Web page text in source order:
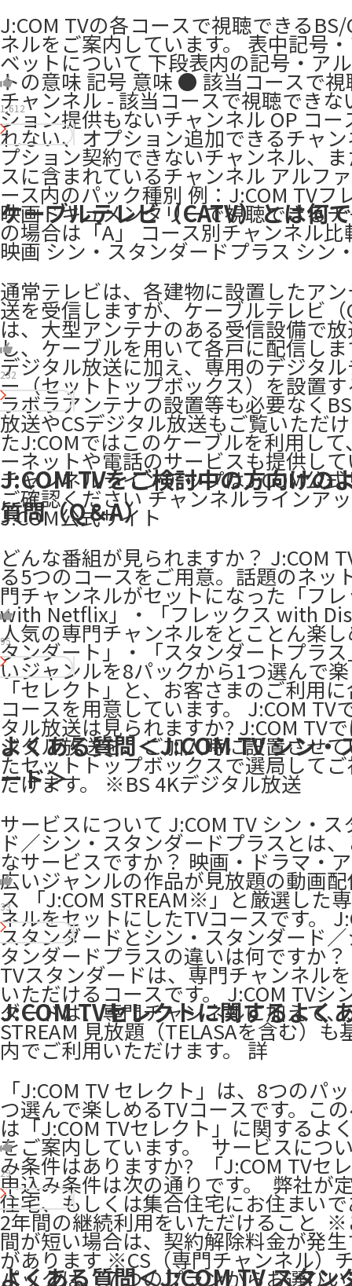
J:COM TVの各コースで視聴できるBS/
ネルをご案内しています。 表中記号
ベットについて 下段表内の記号・ア
トの意味 記号 意味 ● 該当コースで視
チャンネル - 該当コースで視聴できな
ション提供もないチャンネル OP コー
れない、オプション追加できるチャ
プション契約できないチャンネル、
スに含まれているチャンネル アルフ
ース内のパック種別 例：J:COM TVフ
映画ドキュメンタリーで視聴できる
の場合は「A」 コース別チャンネル比
映画 シン・スタンダードプラス シン
1,612
ケーブルテレビ（CATV）とは何
通常テレビは、各建物に設置したア
送を受信しますが、ケーブルテレビ（
は、大型アンテナのある受信設備で
し、ケーブルを用いて各戸に配信しま
デジタル放送に加え、専用のデジタ
ー（セットトップボックス）を設置
ラボラアンテナの設置等も必要なく
放送やCSデジタル放送もご覧いただ
たJ:COMではこのケーブルを利用し
ーネットや電話のサービスも提供し
チャンネルラインアップはJ:COM公
ご確認ください チャンネルラインア
J:COM公式サイト
232
J:COM TVをご検討中の方向けの
質問（Q＆A）
どんな番組が見られますか？ J:COM
る5つのコースをご用意。話題のネッ
門チャンネルがセットになった「フ
with Netflix」・「フレックス with
人気の専門チャンネルをとことん楽
タンダート」・「スタンダートプラ
いジャンルを8パックから1つ選んで
「セレクト」と、お客さまのご利用
コースを用意しています。 J:COM TV
タル放送は見られますか? J:COM TV
ジタル放送を、ご加入時に設置させ
たセットトップボックスで選局して
だけます。 ※BS 4Kデジタル放送
95
よくある質問＜J:COM TV シン・
ード＞
サービスについて J:COM TV シン・
ド／シン・スタンダードプラスとは
なサービスですか？ 映画・ドラマ・
広いジャンルの作品が見放題の動画
ス 「J:COM STREAM※」と厳選した
ネルをセットにしたTVコースです。
スタンダードとシン・スタンダード
タンダードプラスの違いは何ですか？
TVスタンダードは、専門チャンネル
いただけるコースです。 J:COM TVシ
ダードは、専門チャンネルに加えて、
STREAM 見放題（TELASAを含む）も
内でご利用いただけます。 詳
33
J:COM TVセレクトに関するよく
「J:COM TV セレクト」は、8つのパ
つ選んで楽しめるTVコースです。こ
は「J:COM TVセレクト」に関するよ
をご案内しています。 ​ サービスにつ
み条件はありますか? ​ 「J:COM TVセ
申込み条件は次の通りです。 ​ 弊社が
住宅、もしくは集合住宅にお住まい
2年間の継続利用をいただけること
間が短い場合は、契約解除料金が発
があります ※CS（専門チャンネル）
パックは、７つのプランからお選び
29
よくある質問＜J:COM TV スタン